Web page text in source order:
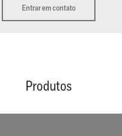
Entrar em contato
Produtos